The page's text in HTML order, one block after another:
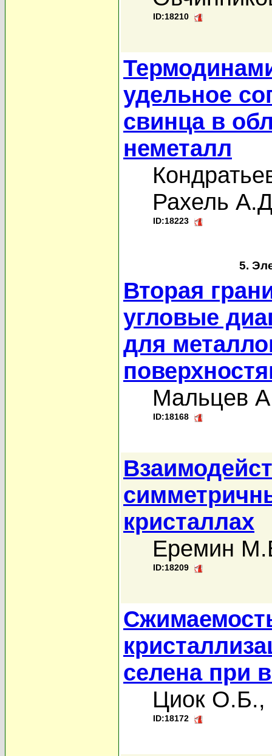
ID:18210
удельное
свинца в
неметалл
Рахель
ID:18223
5.
Вторая
угловые
для
Мальцев
ID:18168
кристаллах
Еремин
ID:18209
селена при
Циок О.Б.,
ID:18172